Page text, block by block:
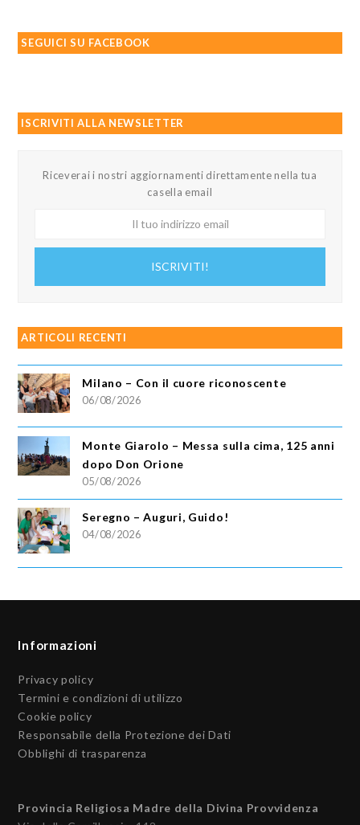
SEGUICI SU FACEBOOK
ISCRIVITI ALLA NEWSLETTER
Riceverai i nostri aggiornamenti direttamente nella tua
casella email
ISCRIVITI!
ARTICOLI RECENTI
Milano – Con il cuore riconoscente
06/08/2026
Monte Giarolo – Messa sulla cima, 125 anni
dopo Don Orione
05/08/2026
Seregno – Auguri, Guido!
04/08/2026
Informazioni
Privacy policy
Termini e condizioni di utilizzo
Cookie policy
Responsabile della Protezione dei Dati
Obblighi di trasparenza
Provincia Religiosa Madre della Divina Provvidenza